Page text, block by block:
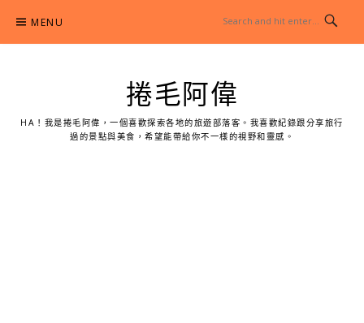
content
MENU
捲毛阿偉
HA！我是捲毛阿偉，一個喜歡探索各地的旅遊部落客。我喜歡紀錄跟分享旅行
過的景點與美食，希望能帶給你不一樣的視野和靈感。